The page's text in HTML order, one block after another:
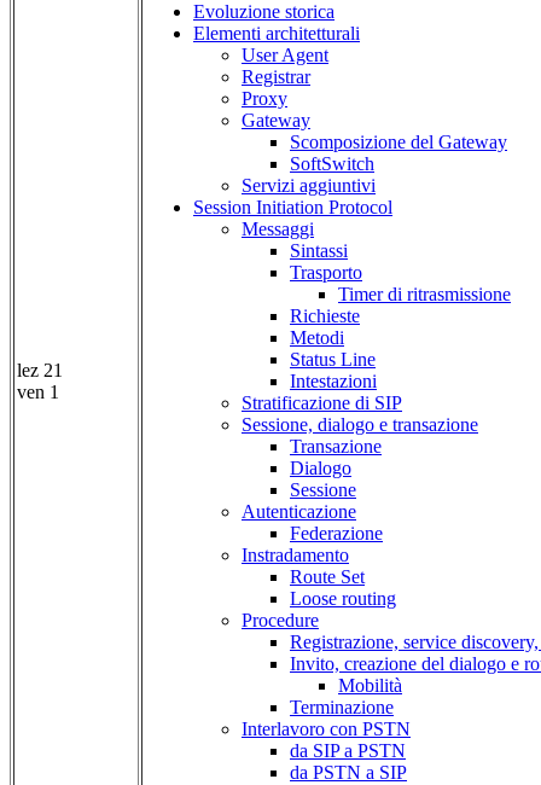
lez 21
ven 1
Evoluzione storica
Elementi architetturali
User Agent
Registrar
Proxy
Gateway
Scomposizione del Gateway
SoftSwitch
Servizi aggiuntivi
Session Initiation Protocol
Messaggi
Sintassi
Trasporto
Timer di ritrasmissione
Richieste
Metodi
Status Line
Intestazioni
Stratificazione di SIP
Sessione, dialogo e transazione
Transazione
Dialogo
Sessione
Autenticazione
Federazione
Instradamento
Route Set
Loose routing
Procedure
Registrazione, service
Invito, creazione del dialogo e
Mobilità
Terminazione
Interlavoro con PSTN
da SIP a PSTN
da PSTN a SIP